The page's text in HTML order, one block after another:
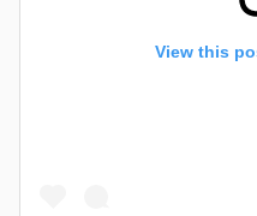
View this